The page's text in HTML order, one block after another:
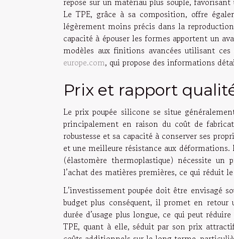
Le TPE, grâce à sa composition, offre
légèrement moins précis dans la
capacité à épouser les formes apportent un
modèles aux finitions avancées utilisant
europe.com, qui propose des informations
Prix et rapport
Le prix poupée silicone se situe
principalement en raison du coût de
robustesse et sa capacité à conserver ses
et une meilleure résistance aux déformations.
(élastomère thermoplastique) nécessite
l’achat des matières premières, ce qui réduit
L’investissement poupée doit être envisagé
budget plus conséquent, il promet en retour
durée d’usage plus longue, ce qui peut
TPE, quant à elle, séduit par son prix